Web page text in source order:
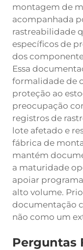
montagem de
acompanhada
rastreabilidade
específicos de
dos
Essa
formalidade de
proteção ao
preocupação
registros de
lote afetado e
fábrica de
mantém
a maturidade
apoiar
alto volume.
documentação
não como um
Perguntas